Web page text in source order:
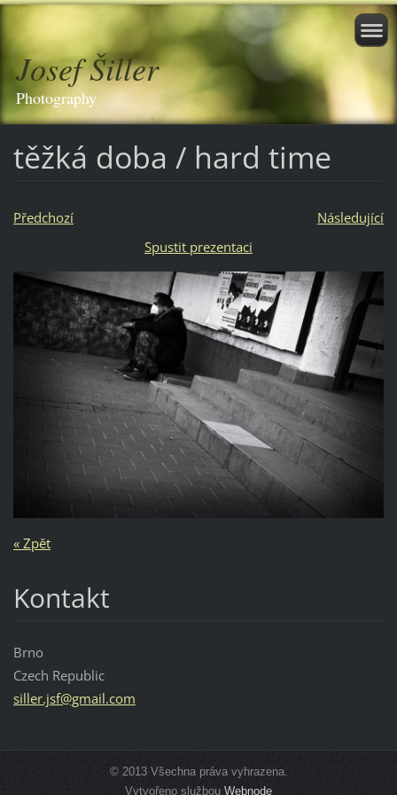
Josef Šiller
Photography
těžká doba / hard time
Předchozí
Následující
Spustit prezentaci
« Zpět
Kontakt
Brno
Czech Republic
siller.jsf@gmail.com
© 2013 Všechna práva vyhrazena.
Vytvořeno službouWebnode